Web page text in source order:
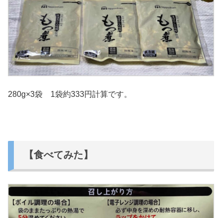
280g×3袋 1袋約333円計算です。
【食べてみた】